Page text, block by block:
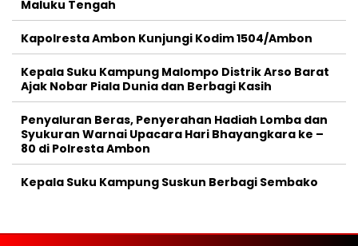
Maluku Tengah
Kapolresta Ambon Kunjungi Kodim 1504/Ambon
Kepala Suku Kampung Malompo Distrik Arso Barat
Ajak Nobar Piala Dunia dan Berbagi Kasih
Penyaluran Beras, Penyerahan Hadiah Lomba dan
Syukuran Warnai Upacara Hari Bhayangkara ke –
80 di Polresta Ambon
Kepala Suku Kampung Suskun Berbagi Sembako